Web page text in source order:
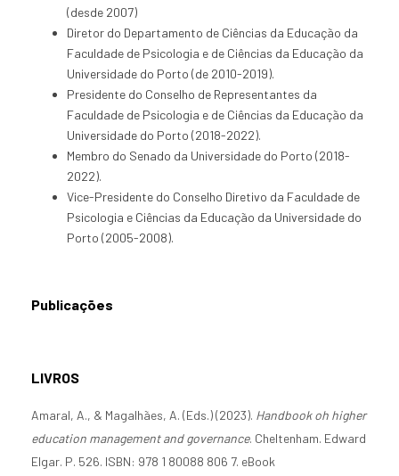
(desde 2007)
Diretor do Departamento de Ciências da Educação da
Faculdade de Psicologia e de Ciências da Educação da
Universidade do Porto (de 2010-2019).
Presidente do Conselho de Representantes da
Faculdade de Psicologia e de Ciências da Educação da
Universidade do Porto (2018-2022).
Membro do Senado da Universidade do Porto (2018-
2022).
Vice-Presidente do Conselho Diretivo da Faculdade de
Psicologia e Ciências da Educação da Universidade do
Porto (2005-2008).
Publicações
LIVROS
Amaral, A., & Magalhães, A. (Eds.) (2023). Handbook oh higher
education management and governance. Cheltenham. Edward
Elgar. P. 526. ISBN: 978 1 80088 806 7. eBook